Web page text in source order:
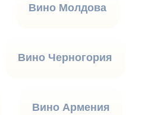
Вино Молдова
Вино Черногория
Вино Армения